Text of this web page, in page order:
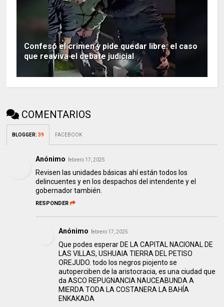
Confesó el crimen y pide quedar libre: el caso
que reaviva el debate judicial
COMENTARIOS
BLOGGER:39 FACEBOOK
Anónimo febrero 17, 2025
Revisen las unidades básicas ahí están todos los
delincuentes y en los despachos del intendente y el
gobernador también.
RESPONDER
Anónimo febrero 17, 2025
Que podes esperar DE LA CAPITAL NACIONAL DE
LAS VILLAS, USHUAIA TIERRA DEL PETISO
OREJUDO. todo los negros piojento se
autoperciben de la aristocracia, es una ciudad que
da ASCO REPUGNANCIA NAUCEABUNDA A
MIERDA TODA LA COSTANERA LA BAHÍA
ENKAKADA